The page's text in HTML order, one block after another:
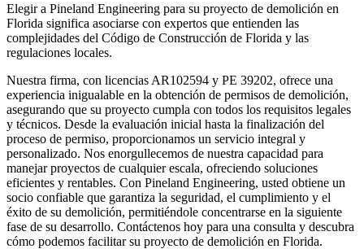
Elegir a Pineland Engineering para su proyecto de demolición en
Florida significa asociarse con expertos que entienden las
complejidades del Código de Construcción de Florida y las
regulaciones locales.
Nuestra firma, con licencias AR102594 y PE 39202, ofrece una
experiencia inigualable en la obtención de permisos de demolición,
asegurando que su proyecto cumpla con todos los requisitos legales
y técnicos. Desde la evaluación inicial hasta la finalización del
proceso de permiso, proporcionamos un servicio integral y
personalizado. Nos enorgullecemos de nuestra capacidad para
manejar proyectos de cualquier escala, ofreciendo soluciones
eficientes y rentables. Con Pineland Engineering, usted obtiene un
socio confiable que garantiza la seguridad, el cumplimiento y el
éxito de su demolición, permitiéndole concentrarse en la siguiente
fase de su desarrollo. Contáctenos hoy para una consulta y descubra
cómo podemos facilitar su proyecto de demolición en Florida.